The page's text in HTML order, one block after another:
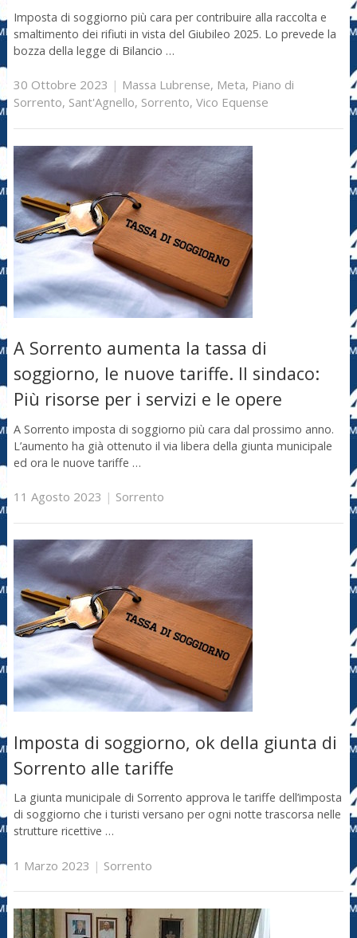
Imposta di soggiorno più cara per contribuire alla raccolta e
smaltimento dei rifiuti in vista del Giubileo 2025. Lo prevede la
bozza della legge di Bilancio …
30 Ottobre 2023 | Massa Lubrense, Meta, Piano di
Sorrento, Sant'Agnello, Sorrento, Vico Equense
A Sorrento aumenta la tassa di
soggiorno, le nuove tariffe. Il sindaco:
Più risorse per i servizi e le opere
A Sorrento imposta di soggiorno più cara dal prossimo anno.
L’aumento ha già ottenuto il via libera della giunta municipale
ed ora le nuove tariffe …
11 Agosto 2023 | Sorrento
Imposta di soggiorno, ok della giunta di
Sorrento alle tariffe
La giunta municipale di Sorrento approva le tariffe dell’imposta
di soggiorno che i turisti versano per ogni notte trascorsa nelle
strutture ricettive …
1 Marzo 2023 | Sorrento